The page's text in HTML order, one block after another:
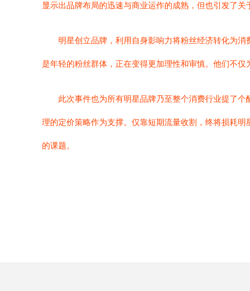
显示出品牌布局的迅速与商业运作的成熟，但也引发了
明星创立品牌，利用自身影响力将粉丝经济转化为
是年轻的粉丝群体，正在变得更加理性和审慎。他们不
此次事件也为所有明星品牌乃至整个消费行业提了
理的定价策略作为支撑。仅靠短期流量收割，终将损耗
的课题。